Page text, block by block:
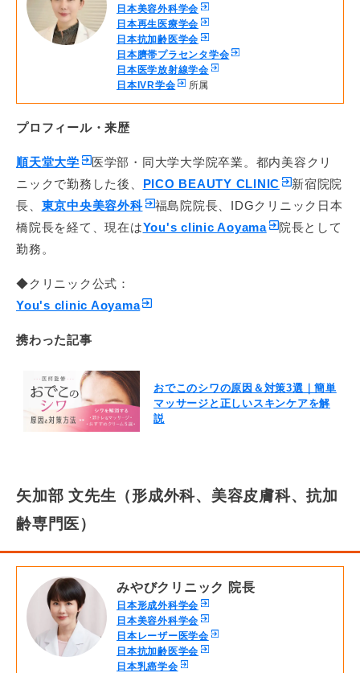
日本美容外科学会
日本再生医療学会
日本抗加齢医学会
日本臍帯プラセンタ学会
日本医学放射線学会
日本IVR学会
所属
プロフィール・来歴
順天堂大学
医学部・同大学大学院卒業。都内美容クリ
ニックで勤務した後、 PICO BEAUTY CLINIC
新宿院院
長、 東京中央美容外科
福島院院長、IDGクリニック日本
橋院長を経て、現在はYou's clinic Aoyama
院長として
勤務。
◆クリニック公式：
You's clinic Aoyama
携わった記事
おでこのシワの原因＆対策3選｜簡単
マッサージと正しいスキンケアを解
説
矢加部 文先生（形成外科、美容皮膚科、抗加
齢専門医）
みやびクリニック 院長
日本形成外科学会
日本美容外科学会
日本レーザー医学会
日本抗加齢医学会
日本乳癌学会